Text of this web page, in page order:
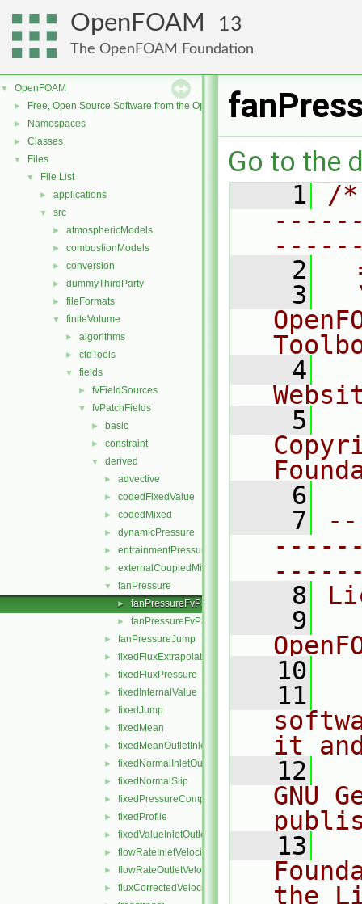
OpenFOAM 13
The OpenFOAM Foundation
▼ OpenFOAM
► Free, Open Source Software from the OpenFOAM Foundation
► Namespaces
► Classes
▼ Files
▼ File List
► applications
▼ src
► atmosphericModels
► combustionModels
► conversion
► dummyThirdParty
► fileFormats
▼ finiteVolume
► algorithms
► cfdTools
▼ fields
► fvFieldSources
▼ fvPatchFields
► basic
► constraint
▼ derived
► advective
► codedFixedValue
► codedMixed
► dynamicPressure
► entrainmentPressure
► externalCoupledMixed
▼ fanPressure
► fanPressureFvPatchScalarField.C
► fanPressureFvPatchScalarField.H
► fanPressureJump
► fixedFluxExtrapolatedPressure
► fixedFluxPressure
► fixedInternalValue
► fixedJump
► fixedMean
► fixedMeanOutletInlet
► fixedNormalInletOutletVelocity
► fixedNormalSlip
► fixedPressureCompressibleDensity
► fixedProfile
► fixedValueInletOutlet
► flowRateInletVelocity
► flowRateOutletVelocity
► fluxCorrectedVelocity
Go to the
    1
/
    2
    3
    4
    5
    6
    7
    8
    9
   10
   11
it
   12
GNU
   13
the